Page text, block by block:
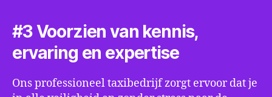
#3 Voorzien van kennis,
ervaring en expertise
Ons professioneel taxibedrijf zorgt ervoor dat je